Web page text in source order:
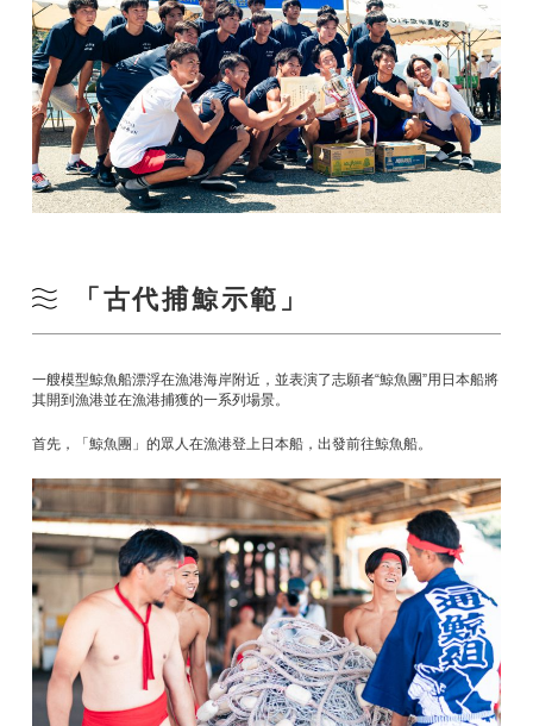
「古代捕鯨示範」
一艘模型鯨魚船漂浮在漁港海岸附近，並表演了志願者“鯨魚團”用日本船將
其開到漁港並在漁港捕獲的一系列場景。
首先，「鯨魚團」的眾人在漁港登上日本船，出發前往鯨魚船。